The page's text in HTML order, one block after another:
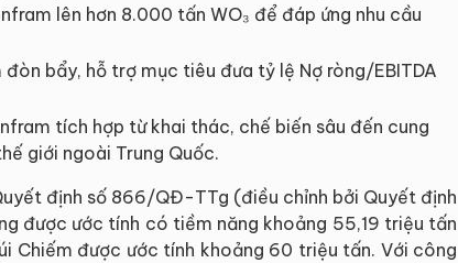
lên hơn 8.000 tấn WO₃ để đáp ứng nhu cầu
bẩy, hỗ trợ mục tiêu đưa tỷ lệ Nợ ròng/EBITDA
tích hợp từ khai thác, chế biến sâu đến cung
giới ngoài Trung Quốc.
định số 866/QĐ-TTg (điều chỉnh bởi Quyết định
được ước tính có tiềm năng khoảng 55,19 triệu tấn
Chiếm được ước tính khoảng 60 triệu tấn. Với công